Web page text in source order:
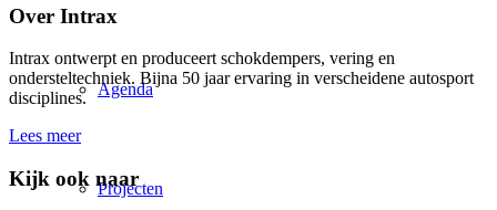
Agenda
Projecten
Over Intrax
Intrax ontwerpt en produceert schokdempers, vering en
ondersteltechniek. Bijna 50 jaar ervaring in verscheidene autosport
disciplines.
Lees meer
Kijk ook naar